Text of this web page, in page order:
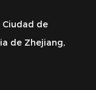
Ciudad de
de Zhejiang,